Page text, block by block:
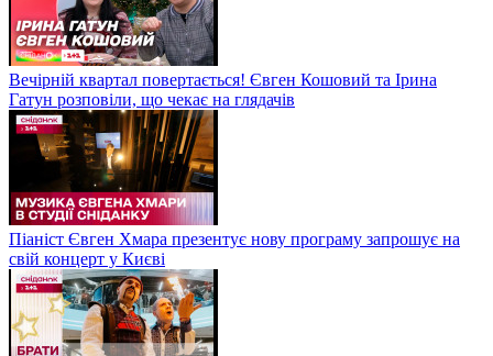
Вечірній квартал повертається! Євген Кошовий та Ірина
Гатун розповіли, що чекає на глядачів
Піаніст Євген Хмара презентує нову програму запрошує на
свій концерт у Києві